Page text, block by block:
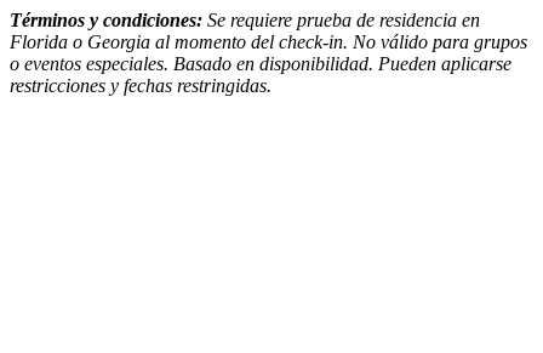
Términos y condiciones: Se requiere prueba de residencia en
Florida o Georgia al momento del check-in. No válido para grupos
o eventos especiales. Basado en disponibilidad. Pueden aplicarse
restricciones y fechas restringidas.